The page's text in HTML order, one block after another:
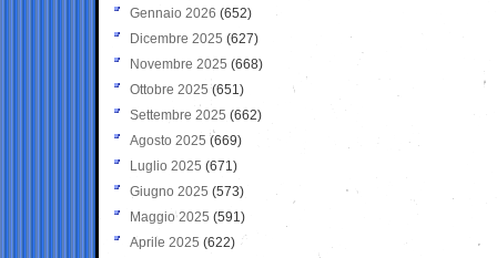
Gennaio 2026 (652)
Dicembre 2025 (627)
Novembre 2025 (668)
Ottobre 2025 (651)
Settembre 2025 (662)
Agosto 2025 (669)
Luglio 2025 (671)
Giugno 2025 (573)
Maggio 2025 (591)
Aprile 2025 (622)